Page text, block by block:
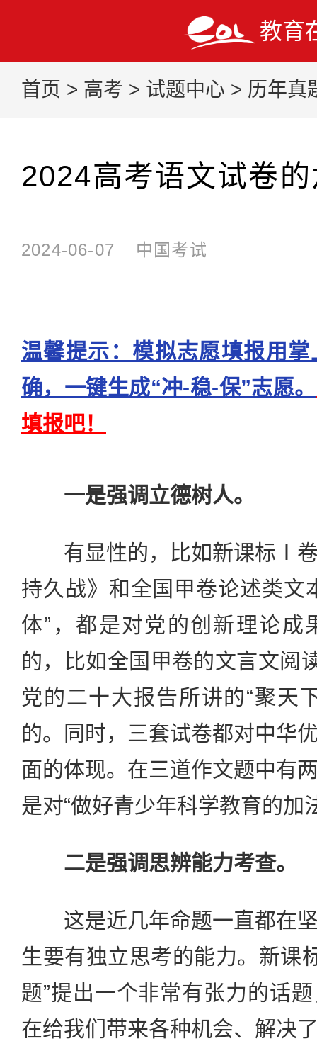
教育
首页 > 高考 > 试题中心 > 历年真
2024高考语文试卷
2024-06-07 中国考试
温馨提示：模拟志愿填报用
确，一键生成“冲-稳-保”志愿。
填报吧！
一是强调立德树人。
有显性的，比如新课标Ⅰ卷
持久战》和全国甲卷论述类文
体”，都是对党的创新理论成
的，比如全国甲卷的文言文阅
党的二十大报告所讲的“聚天
的。同时，三套试卷都对中华
面的体现。在三道作文题中有
是对“做好青少年科学教育的加
二是强调思辨能力考查。
这是近几年命题一直都在坚
生要有独立思考的能力。新课
题”提出一个非常有张力的话
在给我们带来各种机会、解决